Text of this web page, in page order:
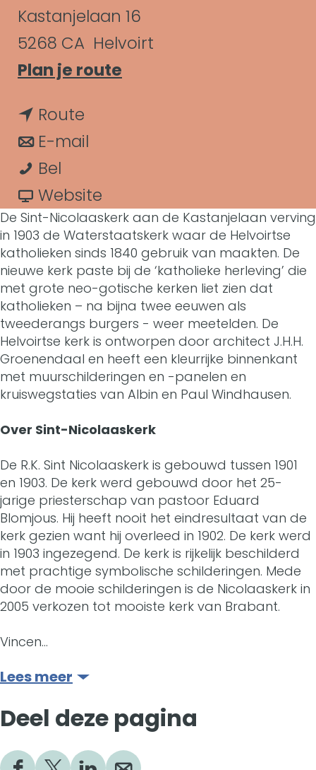
C
o
n
t
a
c
t
Kastanjelaan 16
5268 CA Helvoirt
Plan je route
e
H
e
i
l
i
g
e
c
o
l
a
a
s
k
Route
a
r
D
e
H
e
i
i
e
N
i
c
o
l
a
k
r
k
E-mail
a
r
D
e
H
e
i
l
g
e
N
i
c
o
l
s
e
r
Bel
e
H
e
i
l
i
g
e
i
c
o
l
a
a
s
r
k
H
e
Website
a
n
D
e
H
e
i
i
g
e
N
i
c
o
k
e
De Sint-Nicolaaskerk aan de Kastanjelaan verving
in 1903 de Waterstaatskerk waar de Helvoirtse
katholieken sinds 1840 gebruik van maakten. De
nieuwe kerk paste bij de ‘katholieke herleving’ die
met grote neo-gotische kerken liet zien dat
katholieken – na bijna twee eeuwen als
tweederangs burgers - weer meetelden. De
Helvoirtse kerk is ontworpen door architect J.H.H.
Groenendaal en heeft een kleurrijke binnenkant
met muurschilderingen en -panelen en
kruiswegstaties van Albin en Paul Windhausen.
Over Sint-Nicolaaskerk
De R.K. Sint Nicolaaskerk is gebouwd tussen 1901
en 1903. De kerk werd gebouwd door het 25-
jarige priesterschap van pastoor Eduard
Blomjous. Hij heeft nooit het eindresultaat van de
kerk gezien want hij overleed in 1902. De kerk werd
in 1903 ingezegend. De kerk is rijkelijk beschilderd
met prachtige symbolische schilderingen. Mede
door de mooie schilderingen is de Nicolaaskerk in
2005 verkozen tot mooiste kerk van Brabant.
Vincen…
Lees meer
Deel deze pagina